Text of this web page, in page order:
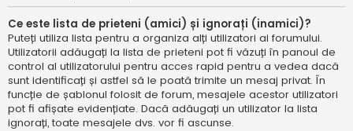
Ce este lista de prieteni (amici) și ignorați (inamici)?
Puteți utiliza lista pentru a organiza alți utilizatori ai forumului.
Utilizatorii adăugați la lista de prieteni pot fi văzuți în panoul de
control al utilizatorului pentru acces rapid pentru a vedea dacă
sunt identificați și astfel să le poată trimite un mesaj privat. În
funcție de șablonul folosit de forum, mesajele acestor utilizatori
pot fi afișate evidențiate. Dacă adăugați un utilizator la lista
ignorați, toate mesajele dvs. vor fi ascunse.